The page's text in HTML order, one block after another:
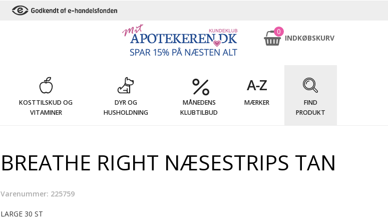
0
INDKØBSKURV
KOSTTILSKUD OG
VITAMINER
DYR OG
HUSHOLDNING
MÅNEDENS
KLUBTILBUD
MÆRKER
FIND
PRODUKT
BREATHE RIGHT NÆSESTRIPS TAN
Varenummer: 225759
LARGE 30 ST